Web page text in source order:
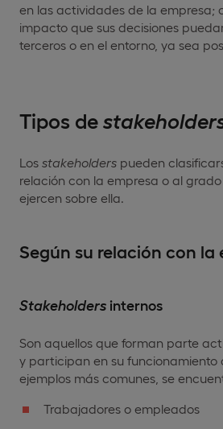
en las actividades de la empresa;
impacto que sus decisiones
terceros o en el entorno, ya sea
Tipos de
Los stakeholders pueden
relación con la empresa o al
ejercen sobre ella.
Según su relación con la
Stakeholders internos
Son aquellos que forman parte
y participan en su funcionamiento
ejemplos más comunes, se
Trabajadores o empleados